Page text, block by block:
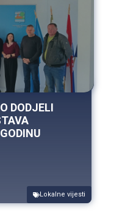
DODJELI
Lokalne vijesti